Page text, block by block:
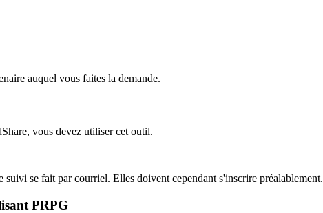
auquel vous faites la demande.
vous devez utiliser cet outil.
suivi se fait par courriel. Elles doivent cependant s'inscrire préalablement.
PRPG